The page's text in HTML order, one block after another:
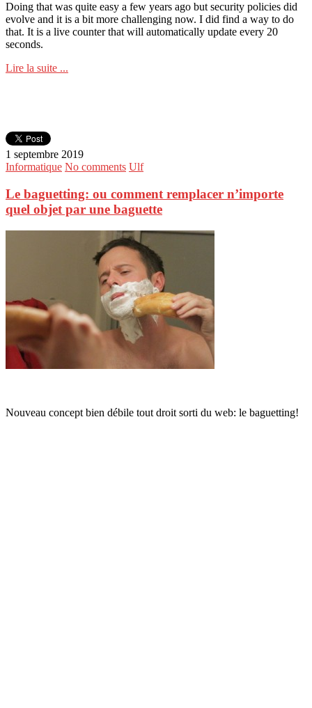
Doing that was quite easy a few years ago but security policies did
evolve and it is a bit more challenging now. I did find a way to do
that. It is a live counter that will automatically update every 20
seconds.
Lire la suite ...
1 septembre 2019
Informatique No comments Ulf
Le baguetting: ou comment remplacer n’importe
quel objet par une baguette
Nouveau concept bien débile tout droit sorti du web: le baguetting!